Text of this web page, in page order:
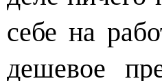
себе на
дешевое